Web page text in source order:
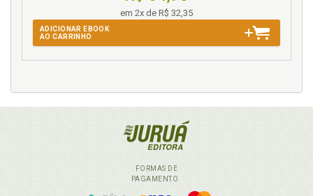
em 2x de R$ 32,35
ADICIONAR EBOOK
AO CARRINHO
FORMAS DE
PAGAMENTO